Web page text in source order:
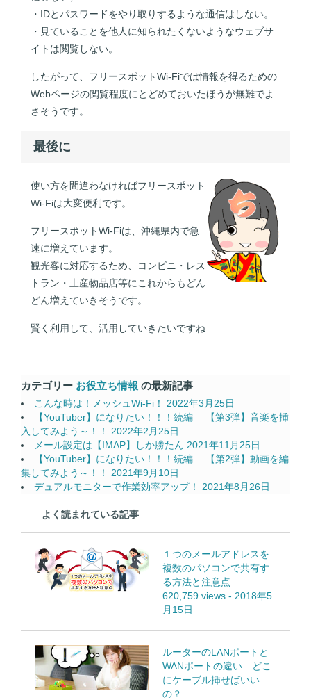
・IDとパスワードをやり取りするような通信はしない。
・見ていることを他人に知られたくないようなウェブサ
イトは閲覧しない。
したがって、フリースポットWi-Fiでは情報を得るための
Webページの閲覧程度にとどめておいたほうが無難でよ
さそうです。
最後に
使い方を間違わなければフリースポット
Wi-Fiは大変便利です。
フリースポットWi-Fiは、沖縄県内で急
速に増えています。
観光客に対応するため、コンビニ・レス
トラン・土産物品店等にこれからもどん
どん増えていきそうです。
賢く利用して、活用していきたいですね
カテゴリー お役立ち情報 の最新記事
こんな時は！メッシュWi-Fi！ 2022年3月25日
【YouTuber】になりたい！！！続編 【第3弾】音楽を挿
入してみよう～！！ 2022年2月25日
メール設定は【IMAP】しか勝たん 2021年11月25日
【YouTuber】になりたい！！！続編 【第2弾】動画を編
集してみよう～！！ 2021年9月10日
デュアルモニターで作業効率アップ！ 2021年8月26日
よく読まれている記事
１つのメールアドレスを
複数のパソコンで共有す
る方法と注意点
620,759 views - 2018年5
月15日
ルーターのLANポートと
WANポートの違い どこ
にケーブル挿せばいい
の？